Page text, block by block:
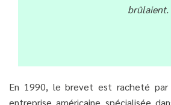
brûlaient.
En 1990, le brevet est racheté par
entreprise américaine spécialisée